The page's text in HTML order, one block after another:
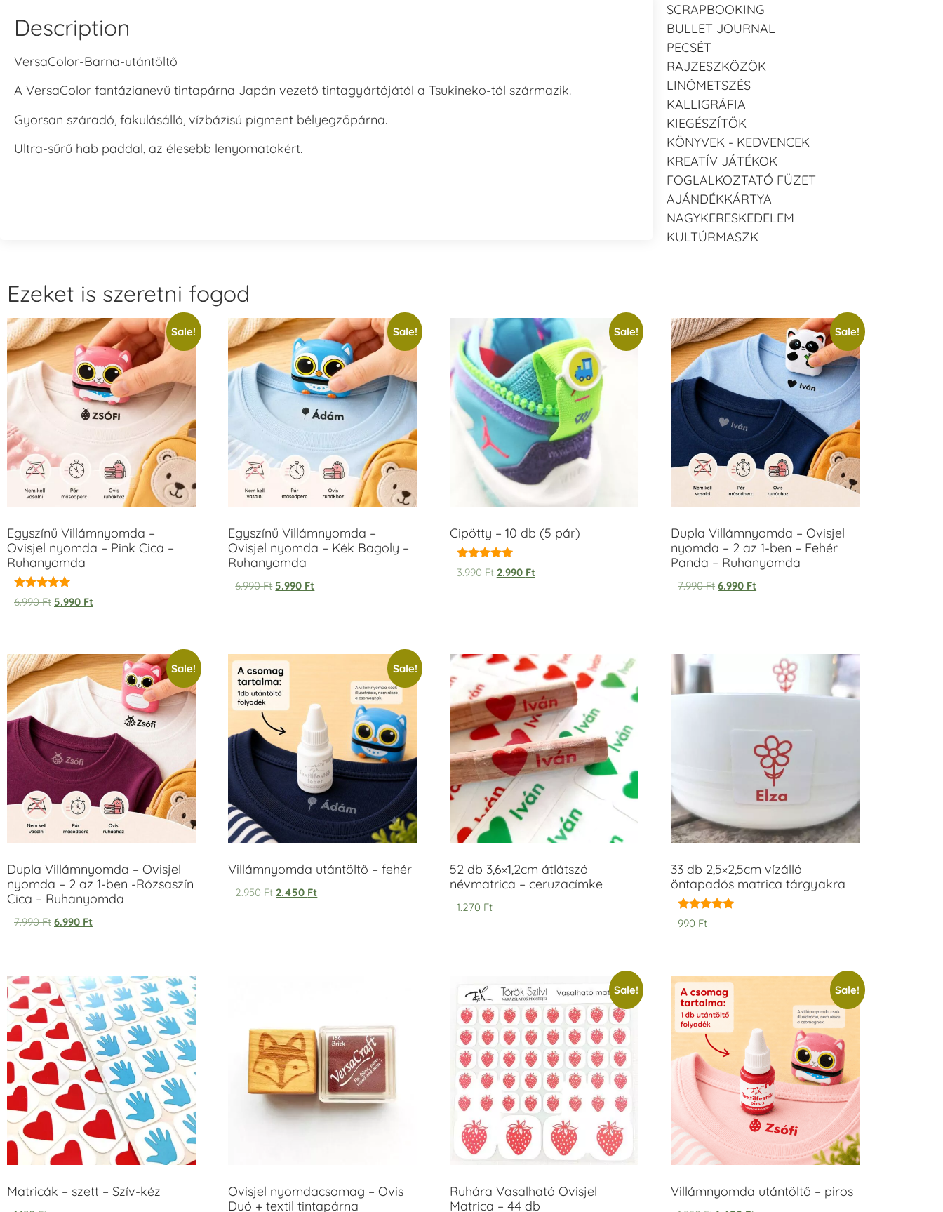
Description
VersaColor-Barna-utántöltő
A VersaColor fantázianevű tintapárna Japán vezető tintagyártójától a Tsukineko-tól származik.
Gyorsan száradó, fakulásálló, vízbázisú pigment bélyegzőpárna.
Ultra-sűrű hab paddal, az élesebb lenyomatokért.
SCRAPBOOKING
BULLET JOURNAL
PECSÉT
RAJZESZKÖZÖK
LINÓMETSZÉS
KALLIGRÁFIA
KIEGÉSZÍTŐK
KÖNYVEK - KEDVENCEK
KREATÍV JÁTÉKOK
FOGLALKOZTATÓ FÜZET
AJÁNDÉKKÁRTYA
NAGYKERESKEDELEM
KULTÚRMASZK
Ezeket is szeretni fogod
Sale!
Egyszínű Villámnyomda –
Ovisjel nyomda – Pink Cica –
Ruhanyomda
Rated
5.00
6.990Ft 5.990 Ft
Sale!
Egyszínű Villámnyomda –
Ovisjel nyomda – Kék Bagoly –
Ruhanyomda
6.990Ft 5.990 Ft
Sale!
Cipötty – 10 db (5 pár)
Rated
5.00
3.990Ft 2.990 Ft
Sale!
Dupla Villámnyomda – Ovisjel
nyomda – 2 az 1-ben – Fehér
Panda – Ruhanyomda
7.990Ft 6.990 Ft
Sale!
Dupla Villámnyomda – Ovisjel
nyomda – 2 az 1-ben -Rózsaszín
Cica – Ruhanyomda
7.990Ft 6.990 Ft
Sale!
Villámnyomda utántöltő – fehér
2.950Ft 2.450 Ft
52 db 3,6×1,2cm átlátszó
névmatrica – ceruzacímke
1.270 Ft
33 db 2,5×2,5cm vízálló
öntapadós matrica tárgyakra
Rated
5.00
990 Ft
Matricák – szett – Szív-kéz
Ovisjel nyomdacsomag – Ovis
Duó + textil tintapárna
Sale!
Ruhára Vasalható Ovisjel
Matrica – 44 db
Sale!
Villámnyomda utántöltő – piros